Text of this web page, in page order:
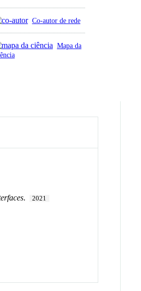
Co-autor de rede
Mapa da
. 2021